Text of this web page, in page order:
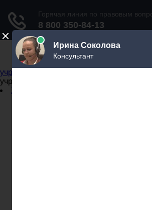
Не официальный справочник
учреждений
учреждений
Задать вопрос юристу